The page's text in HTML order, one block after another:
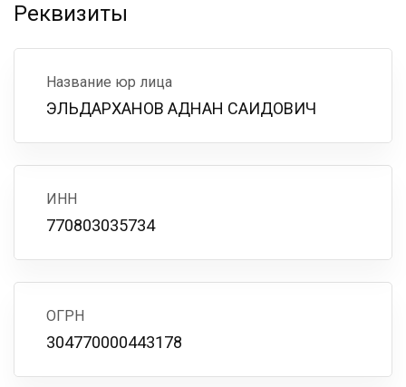
Реквизиты
Название юр лица
ЭЛЬДАРХАНОВ АДНАН САИДОВИЧ
ИНН
770803035734
ОГРН
304770000443178